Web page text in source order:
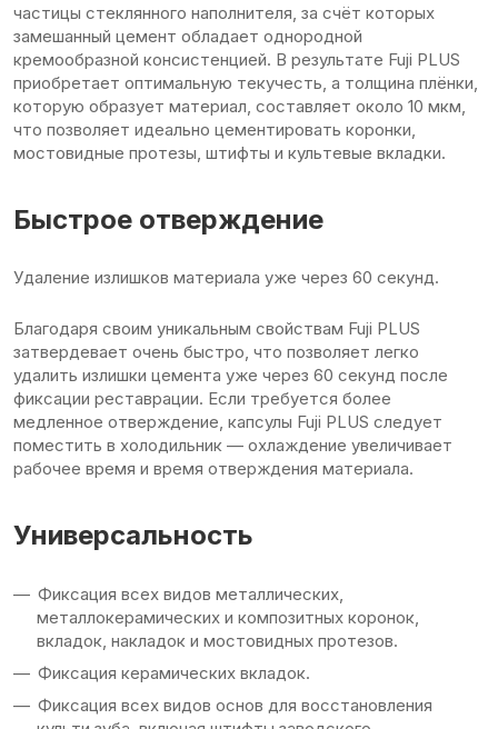
частицы стеклянного наполнителя, за счёт которых
замешанный цемент обладает однородной
кремообразной консистенцией. В результате Fuji PLUS
приобретает оптимальную текучесть, а толщина плёнки,
которую образует материал, составляет около 10 мкм,
что позволяет идеально цементировать коронки,
мостовидные протезы, штифты и культевые вкладки.
Быстрое отверждение
Удаление излишков материала уже через 60 секунд.
Благодаря своим уникальным свойствам Fuji PLUS
затвердевает очень быстро, что позволяет легко
удалить излишки цемента уже через 60 секунд после
фиксации реставрации. Если требуется более
медленное отверждение, капсулы Fuji PLUS следует
поместить в холодильник — охлаждение увеличивает
рабочее время и время отверждения материала.
Универсальность
Фиксация всех видов металлических,
металлокерамических и композитных коронок,
вкладок, накладок и мостовидных протезов.
Фиксация керамических вкладок.
Фиксация всех видов основ для восстановления